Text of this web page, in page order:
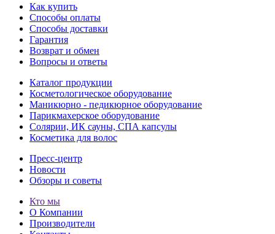
Как купить
Способы оплаты
Способы доставки
Гарантия
Возврат и обмен
Вопросы и ответы
Каталог продукции
Косметологическое оборудование
Маникюрно - педикюрное оборудование
Парикмахерское оборудование
Солярии, ИК сауны, СПА капсулы
Косметика для волос
Пресс-центр
Новости
Обзоры и советы
Кто мы
О Компании
Производители